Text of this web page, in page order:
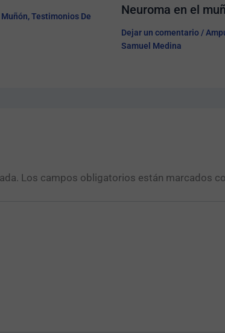
,Testimonios De
Neuroma en el
Dejar un comentario /
Samuel Medina
Los campos obligatorios están marcados